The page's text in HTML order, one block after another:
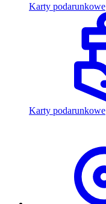
Karty podarunkowe
Karty podarunkowe